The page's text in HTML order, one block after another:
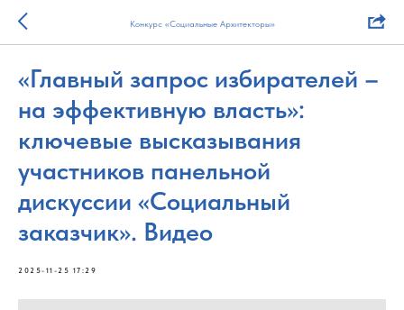
Конкурс «Социальные Архитекторы»
«Главный запрос избирателей –
на эффективную власть»:
ключевые высказывания
участников панельной
дискуссии «Социальный
заказчик». Видео
2025-11-25 17:29